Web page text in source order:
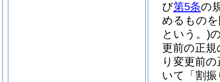
び第5条の
めるもの
という。)
更前の正
り変更前
いて「割